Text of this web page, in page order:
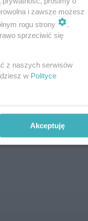
i zawsze możesz
rogu strony
sprzeciwić się
z naszych serwisów
w Polityce
Akceptuję